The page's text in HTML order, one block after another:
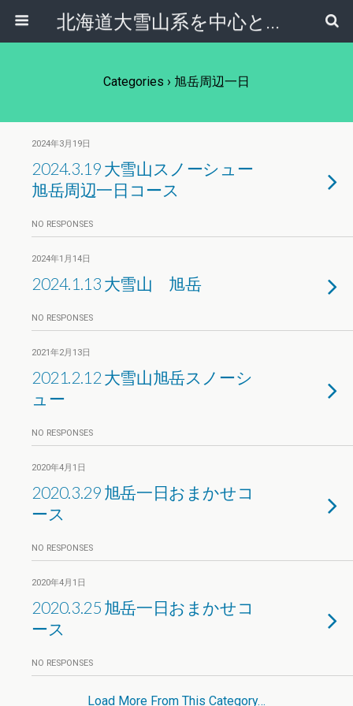
北海道大雪山系を中心とした登山・自然ガイド｜大雪山倶楽部ブログ
Categories › 旭岳周辺一日
2024年3月19日
2024.3.19 大雪山スノーシュー
旭岳周辺一日コース
NO RESPONSES
2024年1月14日
2024.1.13 大雪山 旭岳
NO RESPONSES
2021年2月13日
2021.2.12 大雪山旭岳スノーシ
ュー
NO RESPONSES
2020年4月1日
2020.3.29 旭岳一日おまかせコ
ース
NO RESPONSES
2020年4月1日
2020.3.25 旭岳一日おまかせコ
ース
NO RESPONSES
Load More From This Category…